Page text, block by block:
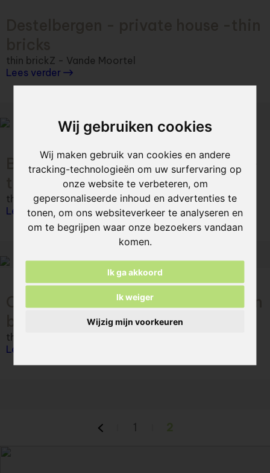
Wij gebruiken cookies
Wij maken gebruik van cookies en andere
tracking-technologieën om uw surfervaring op
onze website te verbeteren, om
gepersonaliseerde inhoud en advertenties te
tonen, om ons websiteverkeer te analyseren en
om te begrijpen waar onze bezoekers vandaan
komen.
Ik ga akkoord
Ik weiger
Wijzig mijn voorkeuren
thin brickZ - Vande Moortel
Lees verder
Berendrecht - Pharmacy interior -
thin bricks
thin brickZ - Vande Moortel
Lees verder
Oudenaarde - Office interior - thin
thin brickZ - Vande Moortel
Lees verder
1 2